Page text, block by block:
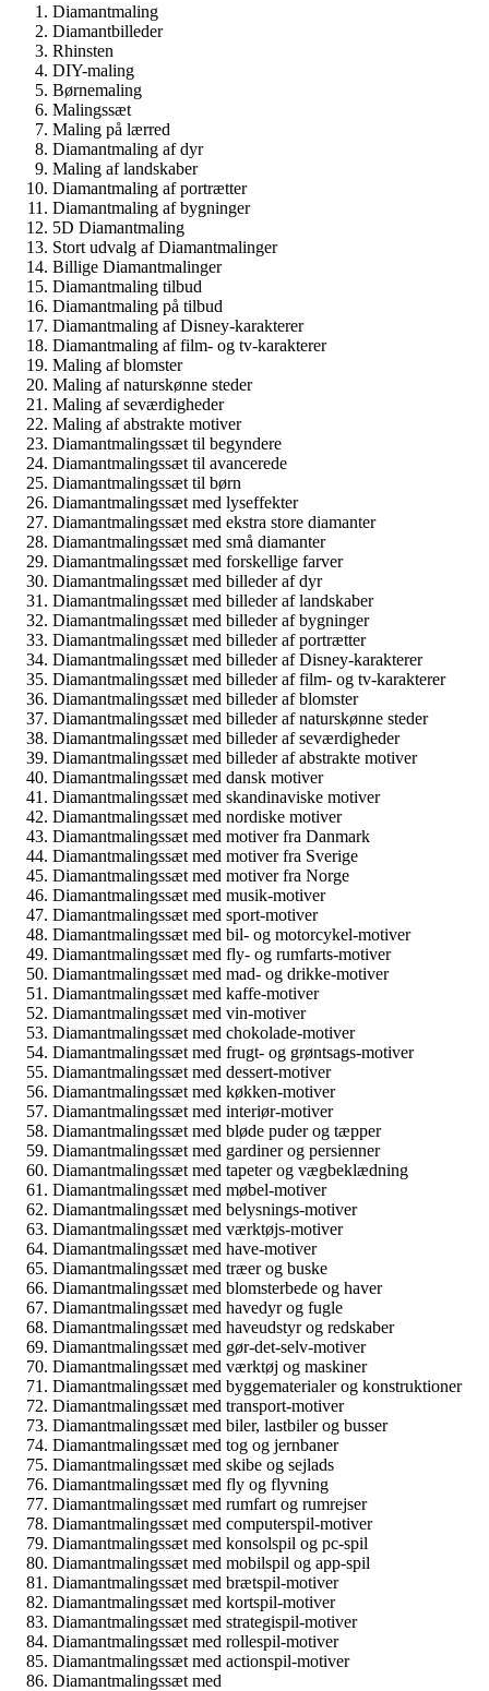
Diamantmaling
Diamantbilleder
Rhinsten
DIY-maling
Børnemaling
Malingssæt
Maling på lærred
Diamantmaling af dyr
Maling af landskaber
Diamantmaling af portrætter
Diamantmaling af bygninger
5D Diamantmaling
Stort udvalg af Diamantmalinger
Billige Diamantmalinger
Diamantmaling tilbud
Diamantmaling på tilbud
Diamantmaling af Disney-karakterer
Diamantmaling af film- og tv-karakterer
Maling af blomster
Maling af naturskønne steder
Maling af seværdigheder
Maling af abstrakte motiver
Diamantmalingssæt til begyndere
Diamantmalingssæt til avancerede
Diamantmalingssæt til børn
Diamantmalingssæt med lyseffekter
Diamantmalingssæt med ekstra store diamanter
Diamantmalingssæt med små diamanter
Diamantmalingssæt med forskellige farver
Diamantmalingssæt med billeder af dyr
Diamantmalingssæt med billeder af landskaber
Diamantmalingssæt med billeder af bygninger
Diamantmalingssæt med billeder af portrætter
Diamantmalingssæt med billeder af Disney-karakterer
Diamantmalingssæt med billeder af film- og tv-karakterer
Diamantmalingssæt med billeder af blomster
Diamantmalingssæt med billeder af naturskønne steder
Diamantmalingssæt med billeder af seværdigheder
Diamantmalingssæt med billeder af abstrakte motiver
Diamantmalingssæt med dansk motiver
Diamantmalingssæt med skandinaviske motiver
Diamantmalingssæt med nordiske motiver
Diamantmalingssæt med motiver fra Danmark
Diamantmalingssæt med motiver fra Sverige
Diamantmalingssæt med motiver fra Norge
Diamantmalingssæt med musik-motiver
Diamantmalingssæt med sport-motiver
Diamantmalingssæt med bil- og motorcykel-motiver
Diamantmalingssæt med fly- og rumfarts-motiver
Diamantmalingssæt med mad- og drikke-motiver
Diamantmalingssæt med kaffe-motiver
Diamantmalingssæt med vin-motiver
Diamantmalingssæt med chokolade-motiver
Diamantmalingssæt med frugt- og grøntsags-motiver
Diamantmalingssæt med dessert-motiver
Diamantmalingssæt med køkken-motiver
Diamantmalingssæt med interiør-motiver
Diamantmalingssæt med bløde puder og tæpper
Diamantmalingssæt med gardiner og persienner
Diamantmalingssæt med tapeter og vægbeklædning
Diamantmalingssæt med møbel-motiver
Diamantmalingssæt med belysnings-motiver
Diamantmalingssæt med værktøjs-motiver
Diamantmalingssæt med have-motiver
Diamantmalingssæt med træer og buske
Diamantmalingssæt med blomsterbede og haver
Diamantmalingssæt med havedyr og fugle
Diamantmalingssæt med haveudstyr og redskaber
Diamantmalingssæt med gør-det-selv-motiver
Diamantmalingssæt med værktøj og maskiner
Diamantmalingssæt med byggematerialer og konstruktioner
Diamantmalingssæt med transport-motiver
Diamantmalingssæt med biler, lastbiler og busser
Diamantmalingssæt med tog og jernbaner
Diamantmalingssæt med skibe og sejlads
Diamantmalingssæt med fly og flyvning
Diamantmalingssæt med rumfart og rumrejser
Diamantmalingssæt med computerspil-motiver
Diamantmalingssæt med konsolspil og pc-spil
Diamantmalingssæt med mobilspil og app-spil
Diamantmalingssæt med brætspil-motiver
Diamantmalingssæt med kortspil-motiver
Diamantmalingssæt med strategispil-motiver
Diamantmalingssæt med rollespil-motiver
Diamantmalingssæt med actionspil-motiver
Diamantmalingssæt med